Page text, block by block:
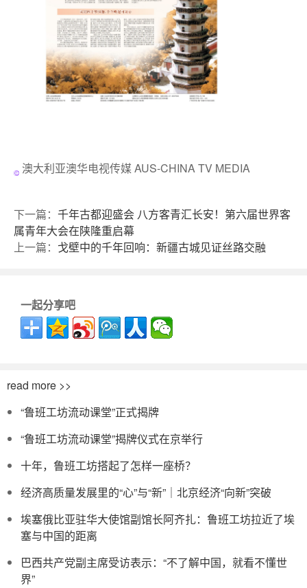
澳大利亚澳华电视传媒 AUS-CHINA TV MEDIA
下一篇： 千年古都迎盛会 八方客青汇长安！第六届世界客
属青年大会在陕隆重启幕
上一篇： 戈壁中的千年回响：新疆古城见证丝路交融
一起分享吧
read more >>
“鲁班工坊流动课堂”正式揭牌
“鲁班工坊流动课堂”揭牌仪式在京举行
十年，鲁班工坊搭起了怎样一座桥？
经济高质量发展里的“心”与“新”｜北京经济“向新”突破
埃塞俄比亚驻华大使馆副馆长阿齐扎：鲁班工坊拉近了埃
塞与中国的距离
巴西共产党副主席受访表示：“不了解中国，就看不懂世
界”